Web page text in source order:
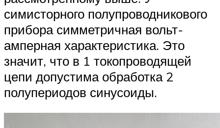
симисторного полупроводникового
прибора симметричная вольт-
амперная характеристика. Это
значит, что в 1 токопроводящей
цепи допустима обработка 2
полупериодов синусоиды.